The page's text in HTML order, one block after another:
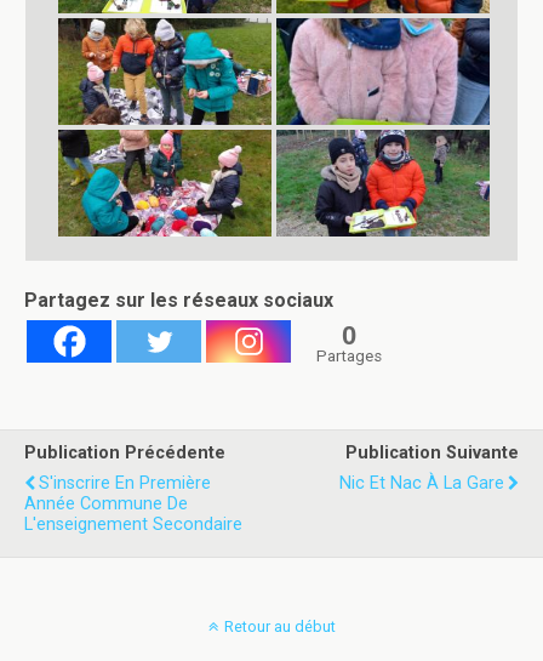
Partagez sur les réseaux sociaux
0
Partages
Publication Précédente
S'inscrire En Première
Année Commune De
L'enseignement Secondaire
Publication Suivante
Nic Et Nac À La Gare
Retour au début